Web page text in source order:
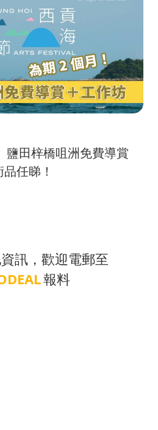
鹽田梓橋咀洲免費導賞
任睇！
訊，歡迎電郵至
報料